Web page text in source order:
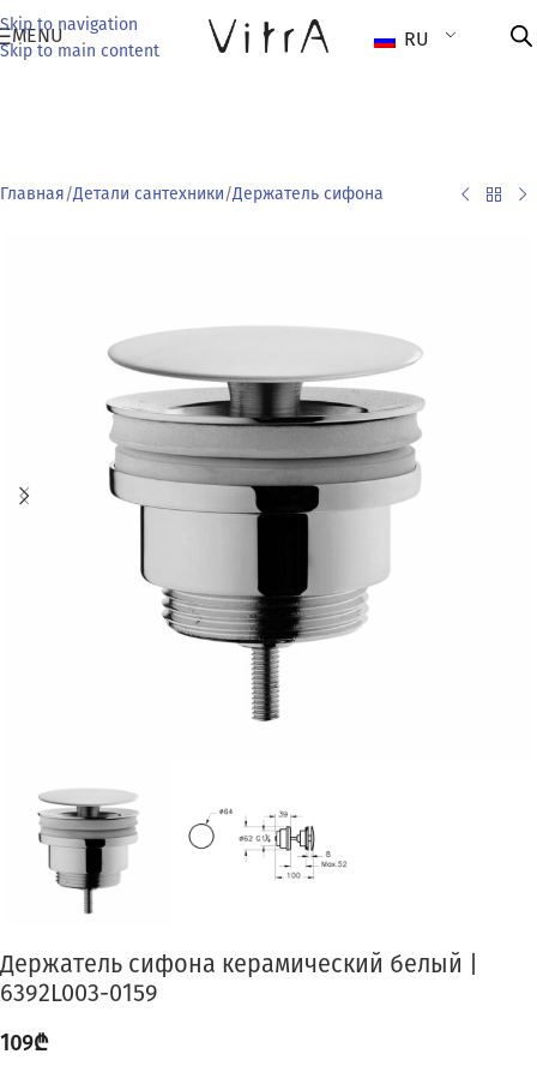
Skip to navigation
Skip to main content
MENU RU
Главная/Детали сантехники/Держатель сифона
Держатель сифона керамический белый |
6392L003-0159
109₾